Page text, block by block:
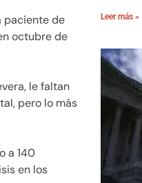
paciente de
octubre de
le faltan
pero lo más
a 140
en los
Leer más »